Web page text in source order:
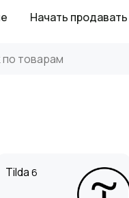
Начать продавать
Tilda 6